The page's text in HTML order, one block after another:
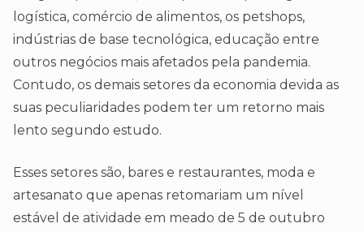
logística, comércio de alimentos, os petshops,
indústrias de base tecnológica, educação entre
outros negócios mais afetados pela pandemia.
Contudo, os demais setores da economia devida as
suas peculiaridades podem ter um retorno mais
lento segundo estudo.
Esses setores são, bares e restaurantes, moda e
artesanato que apenas retomariam um nível
estável de atividade em meado de 5 de outubro